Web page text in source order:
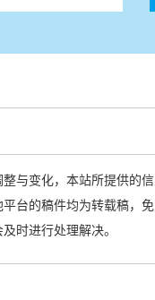
整与变化，本站所提供的
平台的稿件均为转载稿
时进行处理解决。